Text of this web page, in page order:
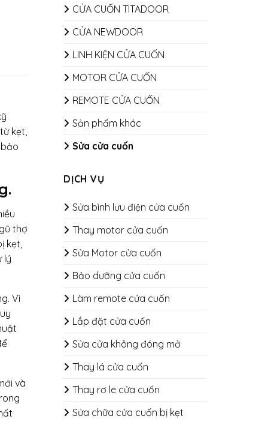
CỬA CUỐN TITADOOR
CỬA NEWDOOR
LINH KIỆN CỬA CUỐN
MOTOR CỬA CUỐN
REMOTE CỬA CUỐN
Sản phẩm khác
Sửa cửa cuốn
DỊCH VỤ
Sửa bình lưu điện cửa cuốn
Thay motor cửa cuốn
Sửa Motor cửa cuốn
Bảo dưỡng cửa cuốn
​​​​​​​Làm remote cửa cuốn
Lắp đặt cửa cuốn
Sửa cửa không đóng mở
Thay lá cửa cuốn
Thay rơ le cửa cuốn
Sửa chữa cửa cuốn bị kẹt
kẹt,
thợ
kẹt,
lý
Vì
và